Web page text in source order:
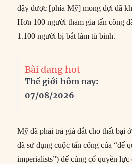
dậy được [phía Mỹ] mong đợi đã
Hơn 100 người tham gia tấn công
1.100 người bị bắt làm tù binh.
Bài đang hot
Thế giới hôm nay:
07/08/2026
Mỹ đã phải trả giá đắt cho thất bại
đã sử dụng cuộc tấn công của “đế
imperialists”) để củng cố quyền